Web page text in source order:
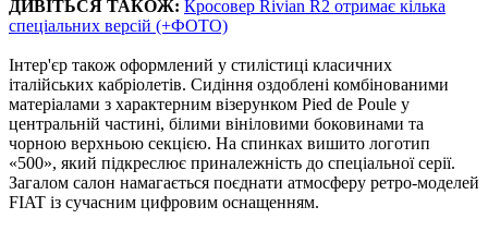
ДИВІТЬСЯ ТАКОЖ: Кросовер Rivian R2 отримає кілька
спеціальних версій (+ФОТО)
Інтер'єр також оформлений у стилістиці класичних
італійських кабріолетів. Сидіння оздоблені комбінованими
матеріалами з характерним візерунком Pied de Poule у
центральній частині, білими вініловими боковинами та
чорною верхньою секцією. На спинках вишито логотип
«500», який підкреслює приналежність до спеціальної серії.
Загалом салон намагається поєднати атмосферу ретро-моделей
FIAT із сучасним цифровим оснащенням.